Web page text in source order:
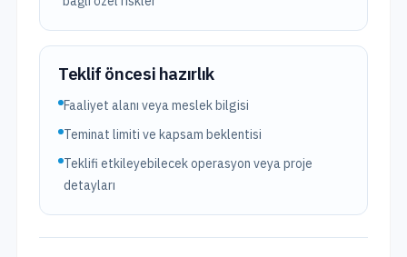
Teklif öncesi hazırlık
Faaliyet alanı veya meslek bilgisi
Teminat limiti ve kapsam beklentisi
Teklifi etkileyebilecek operasyon veya proje
detayları